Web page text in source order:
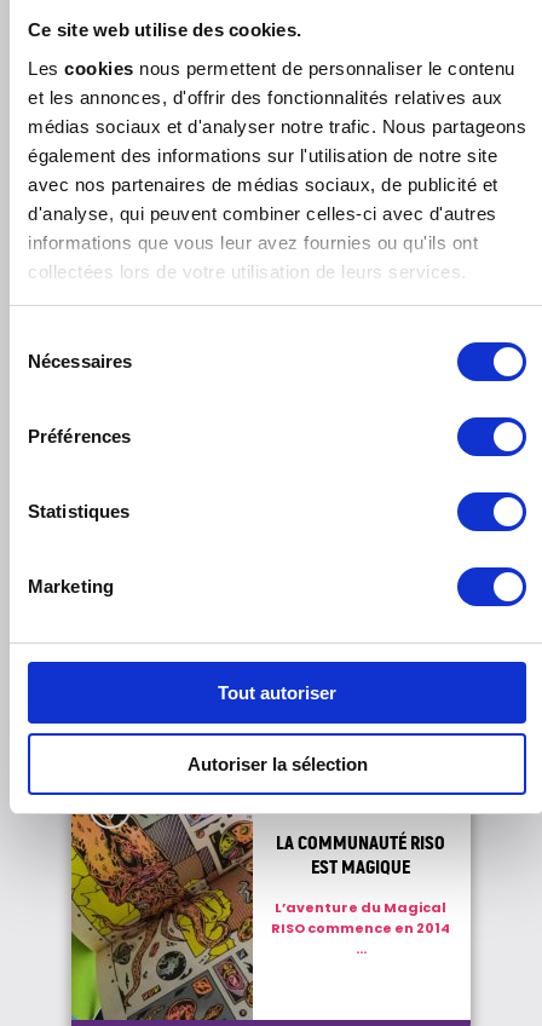
Ce site web utilise des cookies.
Les cookies nous permettent de personnaliser le contenu
et les annonces, d'offrir des fonctionnalités relatives aux
médias sociaux et d'analyser notre trafic. Nous partageons
également des informations sur l'utilisation de notre site
avec nos partenaires de médias sociaux, de publicité et
d'analyse, qui peuvent combiner celles-ci avec d'autres
informations que vous leur avez fournies ou qu'ils ont
collectées lors de votre utilisation de leurs services.
Nécessaires
Préférences
Statistiques
Marketing
Tout autoriser
Autoriser la sélection
kabinet.studio, Anvers,
Belgique
RISOGRAPHE, MON
AMOUR
York, États-Unis
LA COMMUNAUTÉ RISO
EST MAGIQUE
L’aventure du Magical
RISO commence en 2014
...